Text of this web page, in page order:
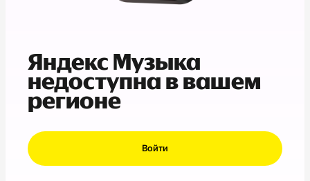
Яндекс Музыка
недоступна в вашем
регионе
Войти